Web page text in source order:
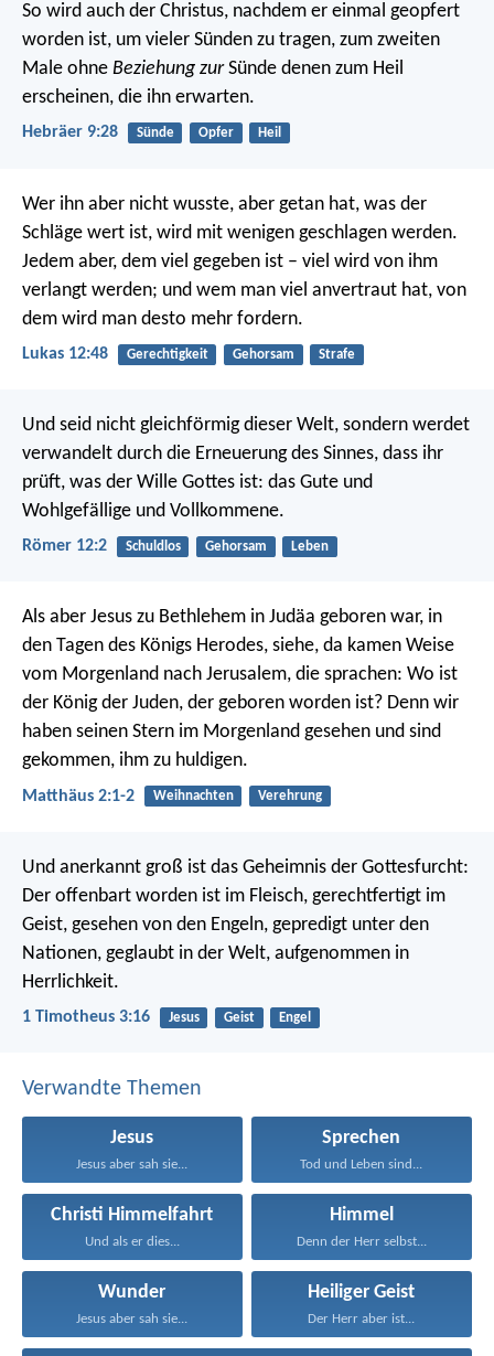
So wird auch der Christus, nachdem er einmal geopfert
worden ist, um vieler Sünden zu tragen, zum zweiten
Male ohne Beziehung zurSünde denen zum Heil
erscheinen, die ihn erwarten.
Hebräer 9:28 Sünde Opfer Heil
Wer ihn aber nicht wusste, aber getan hat, was der
Schläge wert ist, wird mit wenigen geschlagen werden.
Jedem aber, dem viel gegeben ist – viel wird von ihm
verlangt werden; und wem man viel anvertraut hat, von
dem wird man desto mehr fordern.
Lukas 12:48 Gerechtigkeit Gehorsam Strafe
Und seid nicht gleichförmig dieser Welt, sondern werdet
verwandelt durch die Erneuerung des Sinnes, dass ihr
prüft, was der Wille Gottes ist: das Gute und
Wohlgefällige und Vollkommene.
Römer 12:2 Schuldlos Gehorsam Leben
Als aber Jesus zu Bethlehem in Judäa geboren war, in
den Tagen des Königs Herodes, siehe, da kamen Weise
vom Morgenland nach Jerusalem, die sprachen: Wo ist
der König der Juden, der geboren worden ist? Denn wir
haben seinen Stern im Morgenland gesehen und sind
gekommen, ihm zu huldigen.
Matthäus 2:1-2 Weihnachten Verehrung
Und anerkannt groß ist das Geheimnis der Gottesfurcht:
Der offenbart worden ist im Fleisch, gerechtfertigt im
Geist, gesehen von den Engeln, gepredigt unter den
Nationen, geglaubt in der Welt, aufgenommen in
Herrlichkeit.
1 Timotheus 3:16 Jesus Geist Engel
Verwandte Themen
Jesus
Jesus aber sah sie...
Sprechen
Tod und Leben sind...
Christi Himmelfahrt
Und als er dies...
Himmel
Denn der Herr selbst...
Wunder
Jesus aber sah sie...
Heiliger Geist
Der Herr aber ist...